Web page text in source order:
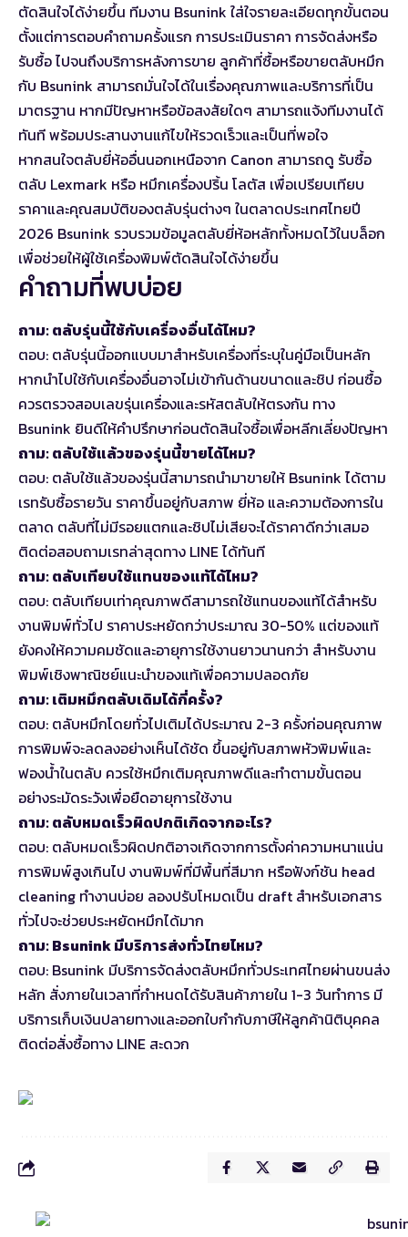
ตัดสินใจได้ง่ายขึ้น ทีมงาน Bsunink ใส่ใจรายละเอียดทุกขั้นตอน
ตั้งแต่การตอบคำถามครั้งแรก การประเมินราคา การจัดส่งหรือ
รับซื้อ ไปจนถึงบริการหลังการขาย ลูกค้าที่ซื้อหรือขายตลับหมึก
กับ Bsunink สามารถมั่นใจได้ในเรื่องคุณภาพและบริการที่เป็น
มาตรฐาน หากมีปัญหาหรือข้อสงสัยใดๆ สามารถแจ้งทีมงานได้
ทันที พร้อมประสานงานแก้ไขให้รวดเร็วและเป็นที่พอใจ
หากสนใจตลับยี่ห้ออื่นนอกเหนือจาก Canon สามารถดู รับซื้อ
ตลับ Lexmark หรือ หมึกเครื่องปริ้น โลตัส เพื่อเปรียบเทียบ
ราคาและคุณสมบัติของตลับรุ่นต่างๆ ในตลาดประเทศไทยปี
2026 Bsunink รวบรวมข้อมูลตลับยี่ห้อหลักทั้งหมดไว้ในบล็อก
เพื่อช่วยให้ผู้ใช้เครื่องพิมพ์ตัดสินใจได้ง่ายขึ้น
คำถามที่พบบ่อย
ถาม: ตลับรุ่นนี้ใช้กับเครื่องอื่นได้ไหม?
ตอบ: ตลับรุ่นนี้ออกแบบมาสำหรับเครื่องที่ระบุในคู่มือเป็นหลัก
หากนำไปใช้กับเครื่องอื่นอาจไม่เข้ากันด้านขนาดและชิป ก่อนซื้อ
ควรตรวจสอบเลขรุ่นเครื่องและรหัสตลับให้ตรงกัน ทาง
Bsunink ยินดีให้คำปรึกษาก่อนตัดสินใจซื้อเพื่อหลีกเลี่ยงปัญหา
ถาม: ตลับใช้แล้วของรุ่นนี้ขายได้ไหม?
ตอบ: ตลับใช้แล้วของรุ่นนี้สามารถนำมาขายให้ Bsunink ได้ตาม
เรทรับซื้อรายวัน ราคาขึ้นอยู่กับสภาพ ยี่ห้อ และความต้องการใน
ตลาด ตลับที่ไม่มีรอยแตกและชิปไม่เสียจะได้ราคาดีกว่าเสมอ
ติดต่อสอบถามเรทล่าสุดทาง LINE ได้ทันที
ถาม: ตลับเทียบใช้แทนของแท้ได้ไหม?
ตอบ: ตลับเทียบเท่าคุณภาพดีสามารถใช้แทนของแท้ได้สำหรับ
งานพิมพ์ทั่วไป ราคาประหยัดกว่าประมาณ 30-50% แต่ของแท้
ยังคงให้ความคมชัดและอายุการใช้งานยาวนานกว่า สำหรับงาน
พิมพ์เชิงพาณิชย์แนะนำของแท้เพื่อความปลอดภัย
ถาม: เติมหมึกตลับเดิมได้กี่ครั้ง?
ตอบ: ตลับหมึกโดยทั่วไปเติมได้ประมาณ 2-3 ครั้งก่อนคุณภาพ
การพิมพ์จะลดลงอย่างเห็นได้ชัด ขึ้นอยู่กับสภาพหัวพิมพ์และ
ฟองน้ำในตลับ ควรใช้หมึกเติมคุณภาพดีและทำตามขั้นตอน
อย่างระมัดระวังเพื่อยืดอายุการใช้งาน
ถาม: ตลับหมดเร็วผิดปกติเกิดจากอะไร?
ตอบ: ตลับหมดเร็วผิดปกติอาจเกิดจากการตั้งค่าความหนาแน่น
การพิมพ์สูงเกินไป งานพิมพ์ที่มีพื้นที่สีมาก หรือฟังก์ชัน head
cleaning ทำงานบ่อย ลองปรับโหมดเป็น draft สำหรับเอกสาร
ทั่วไปจะช่วยประหยัดหมึกได้มาก
ถาม: Bsunink มีบริการส่งทั่วไทยไหม?
ตอบ: Bsunink มีบริการจัดส่งตลับหมึกทั่วประเทศไทยผ่านขนส่ง
หลัก สั่งภายในเวลาที่กำหนดได้รับสินค้าภายใน 1-3 วันทำการ มี
บริการเก็บเงินปลายทางและออกใบกำกับภาษีให้ลูกค้านิติบุคคล
ติดต่อสั่งซื้อทาง LINE สะดวก